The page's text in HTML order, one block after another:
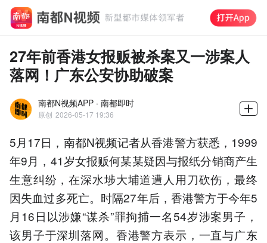
27年前香港女报贩被杀案又一涉案人
落网！广东公安协助破案
南都N视频APP · 南都即时
原创 2026-05-17 19:36
5月17日，南都N视频记者从香港警方获悉，1999
年9月，41岁女报贩何某某疑因与报纸分销商产生
生意纠纷，在深水埗大埔道遭人用刀砍伤，最终
因失血过多死亡。时隔27年后，香港警方于今年5
月16日以涉嫌“谋杀”罪拘捕一名54岁涉案男子，
该男子于深圳落网。香港警方表示，一直与广东